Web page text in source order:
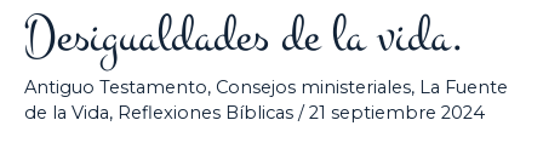
Desigualdades de la vida.
Antiguo Testamento, Consejos ministeriales, La Fuente
de la Vida, Reflexiones Bíblicas /21 septiembre 2024